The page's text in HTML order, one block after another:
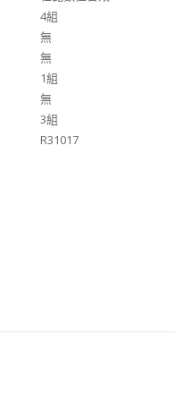
4組
無
無
1組
無
3組
R31017